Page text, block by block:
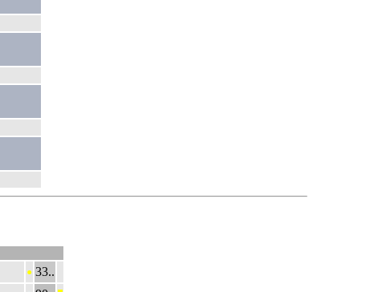
• 33..